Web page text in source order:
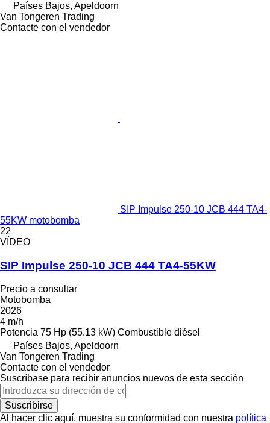
Países Bajos, Apeldoorn
Van Tongeren Trading
Contacte con el vendedor
SIP Impulse 250-10 JCB 444 TA4-
55KW motobomba
22
VÍDEO
SIP Impulse 250-10 JCB 444 TA4-55KW
Precio a consultar
Motobomba
2026
4 m/h
Potencia 75 Hp (55.13 kW) Combustible diésel
Países Bajos, Apeldoorn
Van Tongeren Trading
Contacte con el vendedor
Suscríbase para recibir anuncios nuevos de esta sección
Suscribirse
Al hacer clic aquí, muestra su conformidad con nuestra política